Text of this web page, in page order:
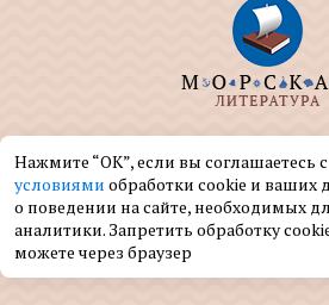
ООО "МОРКНИГА" занимается
реализацией книг на
© ООО "МОРКНИГА", 2004
Нажмите “ОК”, если вы соглашаетесь с
условиями обработки cookie и ваших
о поведении на сайте, необходимых
аналитики. Запретить обработку
можете через браузер